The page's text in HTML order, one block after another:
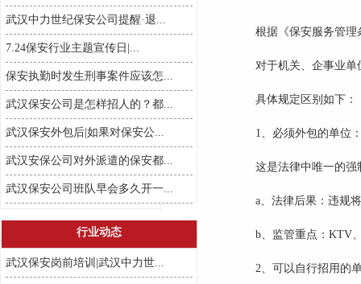
武汉中力世纪保安公司提醒·退...
7.24保安行业主题宣传日|...
保安执勤时发生刑事案件应该怎...
武汉保安公司是怎样招人的？都...
武汉保安外包后|如果对保安公...
武汉安保公司对外派遣的保安都...
武汉保安公司班队早会多久开一...
行业动态
武汉保安岗前培训|武汉中力世...
根据《保安服务管
对于机关、企事业
具体规定区别如下：
1、必须外包的单位
这是法律中唯一的
a、 法律后果：违规
b、 监管重点： KTV
2、可以自行招用的